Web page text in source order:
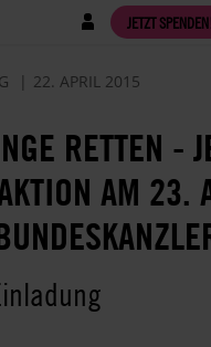
JETZT
22. APRIL 2015
RETTEN -
AM 23.